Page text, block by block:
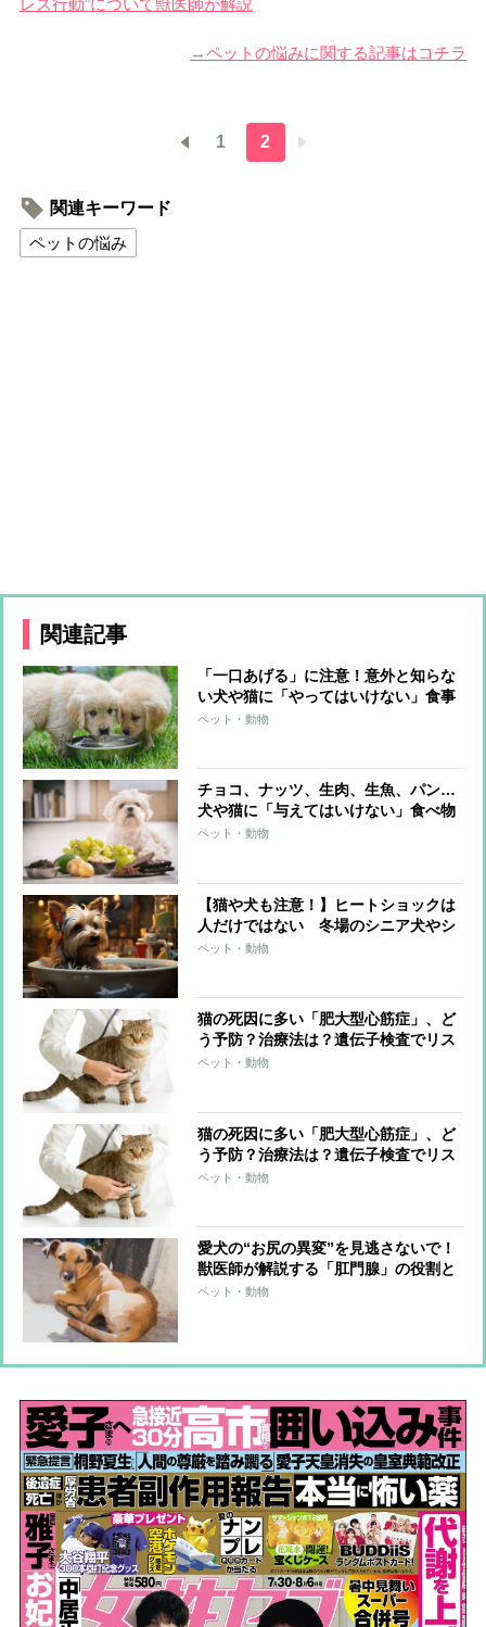
→ペットの悩みに関する記事はコチラ
1 2
関連キーワード
ペットの悩み
関連記事
「一口あげる」に注意！意外と知らな
い犬や猫に「やってはいけない」食事
のあげ方
ペット・動物
チョコ、ナッツ、生肉、生魚、パン…
犬や猫に「与えてはいけない」食べ物
ペット・動物
【猫や犬も注意！】ヒートショックは
人だけではない 冬場のシニア犬やシ
ニア猫のために飼い主がとるべき対策
ペット・動物
猫の死因に多い「肥大型心筋症」、ど
う予防？治療法は？遺伝子検査でリス
クわかる？【獣医師監修】
ペット・動物
猫の死因に多い「肥大型心筋症」、ど
う予防？治療法は？遺伝子検査でリス
クわかる？【獣医師監修】
ペット・動物
愛犬の“お尻の異変”を見逃さないで！
獣医師が解説する「肛門腺」の役割と
飼い主が気をつけるべきこと
ペット・動物